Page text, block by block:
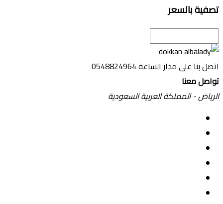
تصفية بالسعر
اتصل بنا على مدار الساعة0548824964
تواصل معنا
الرياض - المملكة العربية السعودية